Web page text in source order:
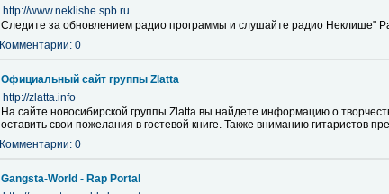
http://www.neklishe.spb.ru
Следите за обновлением радио программы и слушайте радио Неклише"
Комментарии: 0
Официальный сайт группы Zlatta
http://zlatta.info
На сайте новосибирской группы Zlatta вы найдете информацию о
оставить свои пожелания в гостевой книге. Также вниманию гитаристов
Комментарии: 0
Gangsta-World - Rap Portal